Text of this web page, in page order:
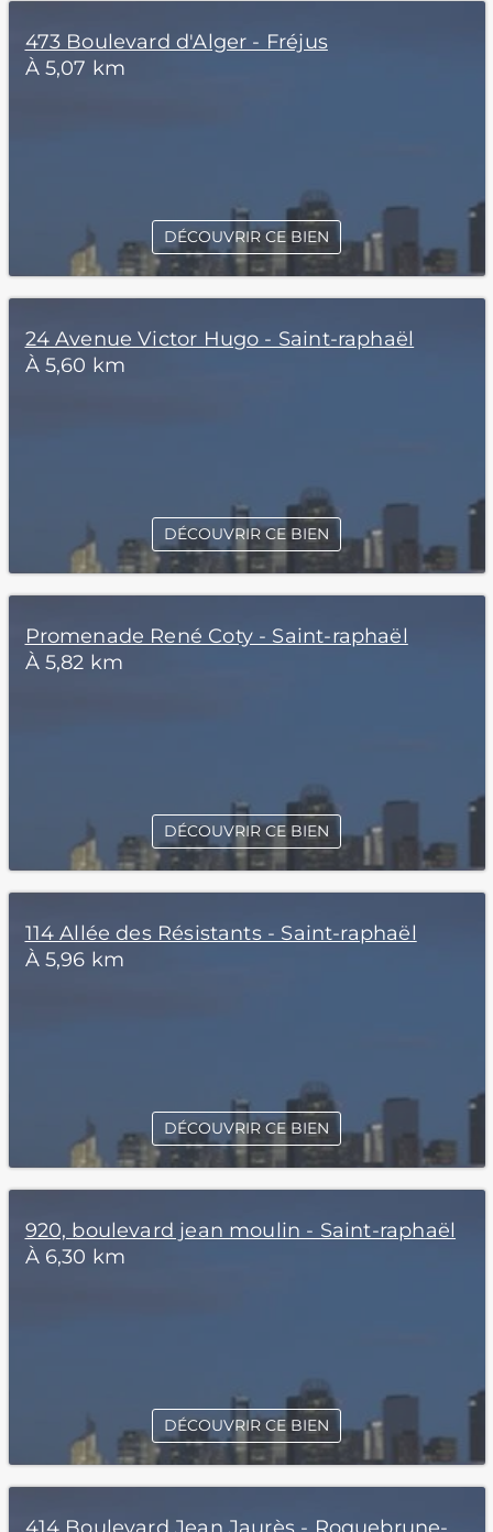
473 Boulevard d'Alger - Fréjus
À 5,07 km
DÉCOUVRIR CE BIEN
24 Avenue Victor Hugo - Saint-raphaël
À 5,60 km
DÉCOUVRIR CE BIEN
Promenade René Coty - Saint-raphaël
À 5,82 km
DÉCOUVRIR CE BIEN
114 Allée des Résistants - Saint-raphaël
À 5,96 km
DÉCOUVRIR CE BIEN
920, boulevard jean moulin - Saint-raphaël
À 6,30 km
DÉCOUVRIR CE BIEN